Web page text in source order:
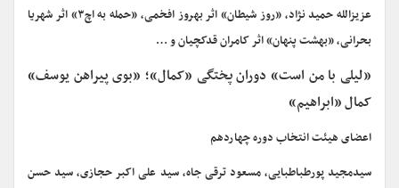
عزیزالله حمید نژاد، «روز شیطان» اثر بهروز افخمی، «حمله به اچ۳» اثر شهریا
بحرانی، «بهشت پنهان» اثر کامران قدکچیان و …
«لیلی با من است» دوران پختگی «کمال»؛ «بوی پیراهن یوسف»
کمال «ابراهیم»
اعضای هیئت انتخاب دوره چهاردهم
سیدمجید پورطباطبایی، مسعود ترقی جاه، سید علی اکبر حجازی، سید حسن